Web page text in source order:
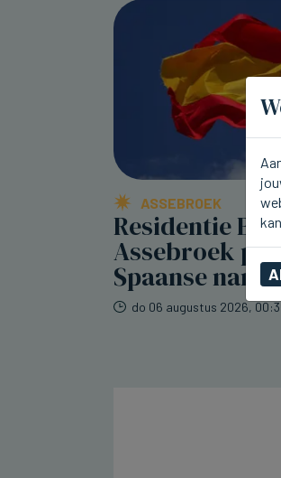
ASSEBROEK
Residentie
Assebroek
Spaanse
do 06 augustus 2026,